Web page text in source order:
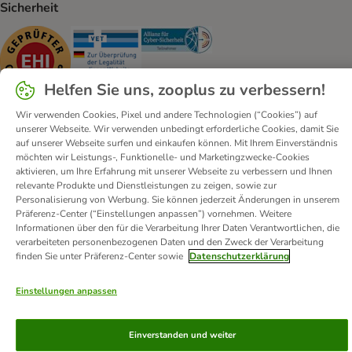
Sicherheit
Security Security
Kontakt Versandkosten und Lieferzeit
Impressum
Allgemeine Geschäftsbedingungen
Digital Services Act
Vertrag widerrufen
Entsorgungs- und Umweltbestimmungen
Zahlungsarten
Über uns Partnerprogramme
Karriere
Corporate Website
Datenschutz Erklärung zur Barrierefreiheit
Helfen Sie uns, zooplus zu verbessern!
Wir verwenden Cookies, Pixel und andere Technologien (“Cookies”) auf
unserer Webseite. Wir verwenden unbedingt erforderliche Cookies, damit Sie
auf unserer Webseite surfen und einkaufen können. Mit Ihrem Einverständnis
möchten wir Leistungs-, Funktionelle- und Marketingzwecke-Cookies
aktivieren, um Ihre Erfahrung mit unserer Webseite zu verbessern und Ihnen
relevante Produkte und Dienstleistungen zu zeigen, sowie zur
Personalisierung von Werbung. Sie können jederzeit Änderungen in unserem
Präferenz-Center (“Einstellungen anpassen”) vornehmen. Weitere
Informationen über den für die Verarbeitung Ihrer Daten Verantwortlichen, die
verarbeiteten personenbezogenen Daten und den Zweck der Verarbeitung
finden Sie unter Präferenz-Center sowie Datenschutzerklärung
Einstellungen anpassen
Einverstanden und weiter